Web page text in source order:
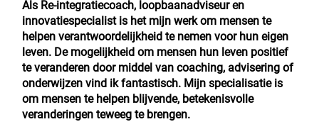
Als Re-integratiecoach, loopbaanadviseur en
innovatiespecialist is het mijn werk om mensen te
helpen verantwoordelijkheid te nemen voor hun eigen
leven. De mogelijkheid om mensen hun leven positief
te veranderen door middel van coaching, advisering of
onderwijzen vind ik fantastisch. Mijn specialisatie is
om mensen te helpen blijvende, betekenisvolle
veranderingen teweeg te brengen.